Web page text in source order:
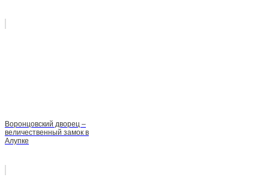
Воронцовский дворец –
величественный замок в
Алупке